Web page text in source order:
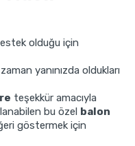
olduğu için
yanınızda oldukları
teşekkür amacıyla
bu özel balon
göstermek için